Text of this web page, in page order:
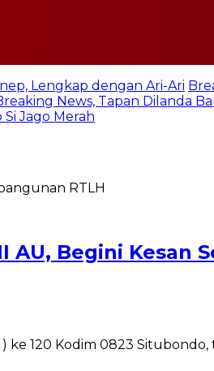
Lengkap dengan Ari-Ari
News, Tapan Dilanda
Jago Merah
AU, Begini Kesan
120 Kodim 0823